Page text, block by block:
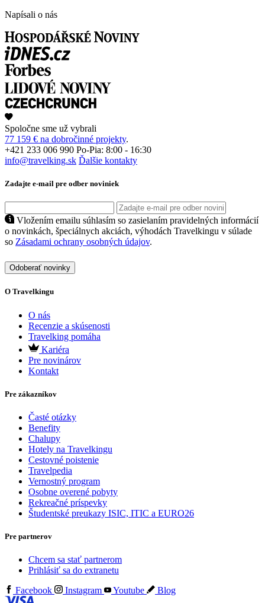
Napísali o nás
Spoločne sme už vybrali
77 159 € na dobročinné projekty.
+421 233 006 990 Po-Pia: 8:00 - 16:30
info@travelking.sk Ďalšie kontakty
Zadajte e-mail pre odber noviniek
Vložením emailu súhlasím so zasielaním pravidelných informácií
o novinkách, špeciálnych akciách, výhodách Travelkingu v súlade
so Zásadami ochrany osobných údajov.
Odoberať novinky
O Travelkingu
O nás
Recenzie a skúsenosti
Travelking pomáha
Kariéra
Pre novinárov
Kontakt
Pre zákazníkov
Časté otázky
Benefity
Chalupy
Hotely na Travelkingu
Cestovné poistenie
Travelpedia
Vernostný program
Osobne overené pobyty
Rekreačné príspevky
Študentské preukazy ISIC, ITIC a EURO26
Pre partnerov
Chcem sa stať partnerom
Prihlásiť sa do extranetu
Facebook
Instagram Youtube Blog